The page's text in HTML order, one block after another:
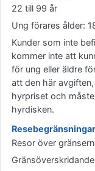
22 till 99 år
Ung förares ålder:
Kunder som inte
kommer inte att
för ung eller äldre
att den här
hyrpriset och
hyrdisken.
Resebegränsningar
Resor över